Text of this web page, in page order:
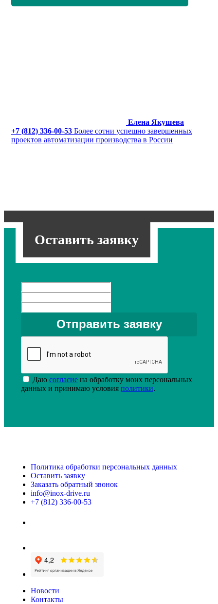
Елена Якушева
+7 (812) 336-00-53 Более сотни успешно завершенных
проектов автоматизации производства в России
Оставить заявку
Даю согласие на обработку моих персональных
данных и принимаю условия политики.
Политика обработки персональных данных
Оставить заявку
Заказать обратный звонок
info@inox-drive.ru
+7 (812) 336-00-53
Новости
Контакты